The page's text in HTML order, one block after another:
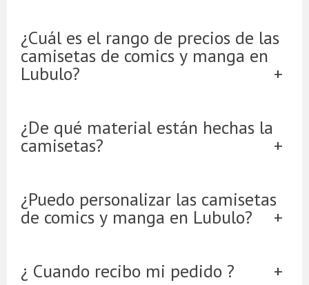
¿Cuál es el rango de precios de las
camisetas de comics y manga en
Lubulo?
¿De qué material están hechas la
camisetas?
¿Puedo personalizar las camisetas
de comics y manga en Lubulo?
¿ Cuando recibo mi pedido ?